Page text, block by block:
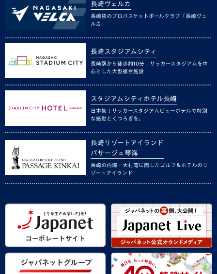
長崎ヴェルカ
長崎初のプロバスケットボールクラブ「長崎ヴェ
ルカ」
長崎スタジアムシティ
長崎駅から徒歩約10分！サッカースタジアムを中
心とした大型複合施設
スタジアムシティホテル長崎
日本初！サッカースタジアムビューホテルで特別
な感動とくつろぎを。
長崎リゾートアイランド
パサージュ琴海
長崎の内海・大村湾に面したゴルフ＆ホテルのリ
ゾートアイランド